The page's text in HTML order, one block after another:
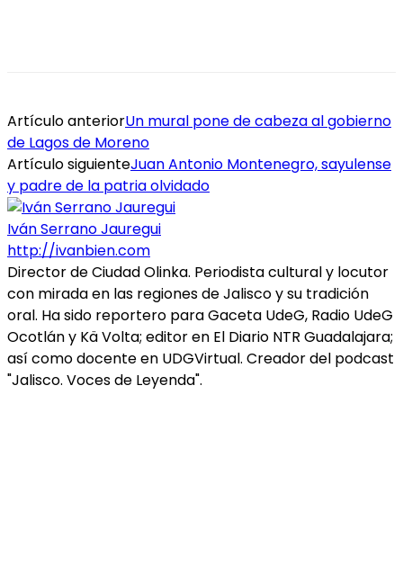
Artículo anteriorUn mural pone de cabeza al gobierno
de Lagos de Moreno
Artículo siguienteJuan Antonio Montenegro, sayulense
y padre de la patria olvidado
Iván Serrano Jauregui
http://ivanbien.com
Director de Ciudad Olinka. Periodista cultural y locutor
con mirada en las regiones de Jalisco y su tradición
oral. Ha sido reportero para Gaceta UdeG, Radio UdeG
Ocotlán y Kä Volta; editor en El Diario NTR Guadalajara;
así como docente en UDGVirtual. Creador del podcast
"Jalisco. Voces de Leyenda".